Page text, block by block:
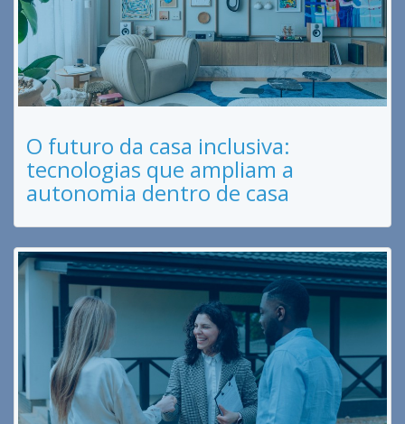
O futuro da casa inclusiva:
tecnologias que ampliam a
autonomia dentro de casa